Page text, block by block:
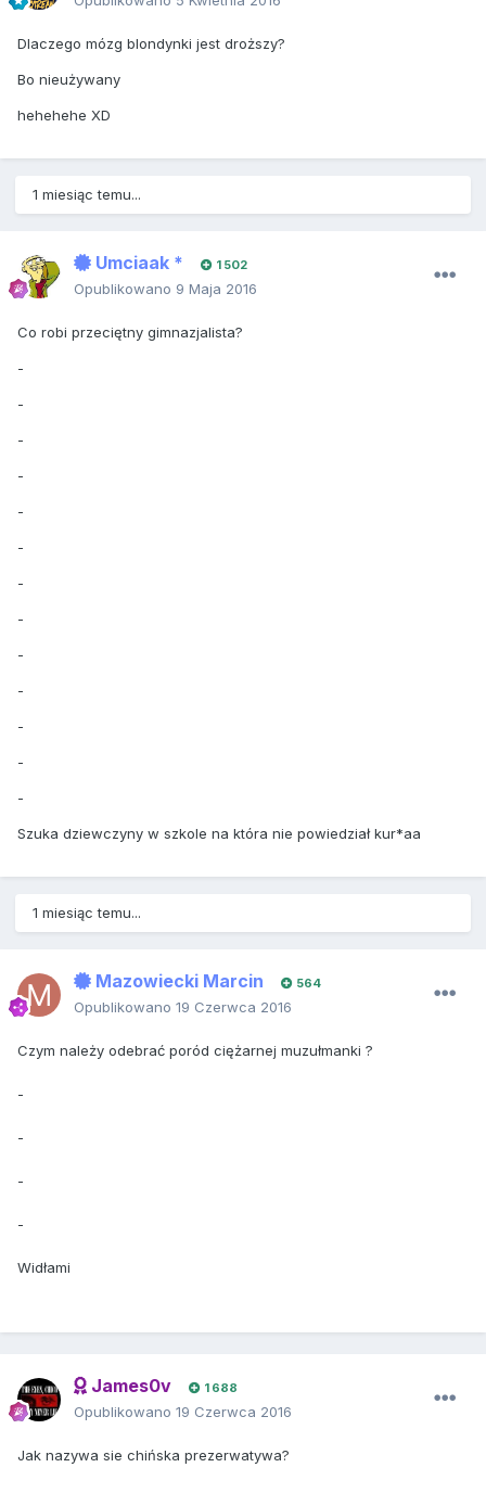
Dlaczego mózg blondynki jest droższy?
Bo nieużywany
hehehehe XD
1 miesiąc temu...
Umciaak * 1 502
Opublikowano 9 Maja 2016
Co robi przeciętny gimnazjalista?
-
-
-
-
-
-
-
-
-
-
-
-
-
Szuka dziewczyny w szkole na która nie powiedział kur*aa
1 miesiąc temu...
Mazowiecki Marcin 564
Opublikowano 19 Czerwca 2016
Czym należy odebrać poród ciężarnej muzułmanki ?
-
-
-
-
Widłami
James0v 1 688
Opublikowano 19 Czerwca 2016
Jak nazywa sie chińska prezerwatywa?